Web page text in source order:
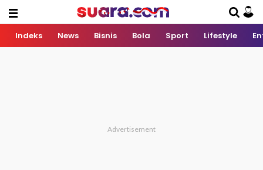
Indeks News Bisnis Bola Sport Lifestyle